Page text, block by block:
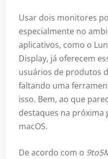
Usar dois monitores
especialmente no
aplicativos, como o
Display, já oferecem
usuários de produtos
faltando uma
isso. Bem, ao que
destaques na próxima
macOS.
De acordo com o